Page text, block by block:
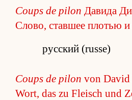
Coups de pilon Давида
Слово, ставшее плотью
русский (russe)
Coups de pilon von David
Wort, das zu Fleisch und